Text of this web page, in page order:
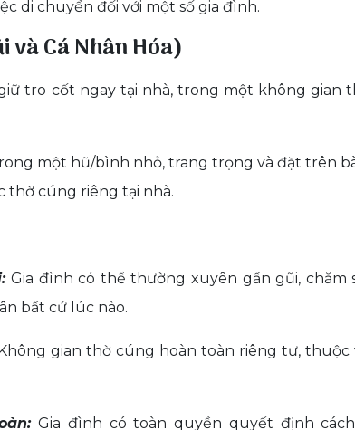
di chuyển đối với một số gia đình.
và Cá Nhân Hóa)
tro cốt ngay tại nhà, trong một không gian
một hũ/bình nhỏ, trang trọng và đặt trên
thờ cúng riêng tại nhà.
Gia đình có thể thường xuyên gần gũi, chăm
bất cứ lúc nào.
gian thờ cúng hoàn toàn riêng tư, thuộc
Gia đình có toàn quyền quyết định